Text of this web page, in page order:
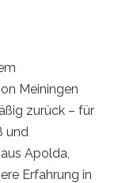
Meiningen
zurück – für
und
Apolda,
Erfahrung in